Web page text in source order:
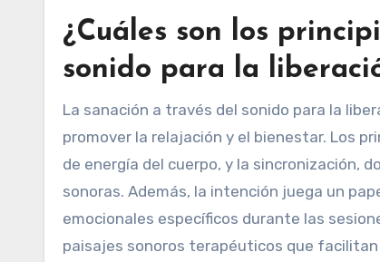
¿Cuáles son los
sonido para la
La sanación a través del sonido para la
promover la relajación y el bienestar. Los
de energía del cuerpo, y la sincronización,
sonoras. Además, la intención juega un
emocionales específicos durante las
paisajes sonoros terapéuticos que